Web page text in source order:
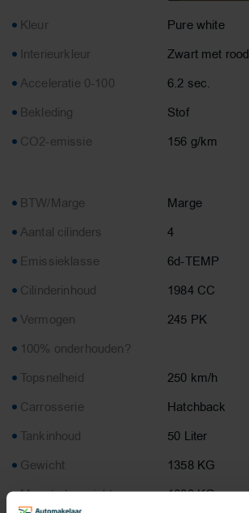
Kleur
Pure white
Interieurkleur
Zwart met rood
Acceleratie 0-100
6.2 sec.
Bekleding
Stof
CO2-emissie
156 g/km
BTW/Marge
Marge
Aantal cilinders
4
Emissieklasse
6d-TEMP
Cilinderinhoud
1984 CC
Vermogen
245 PK
100% onderhouden?
Topsnelheid
250 km/h
Carrosserie
Hatchback
Tankinhoud
50 Liter
Gewicht
1358 KG
Max. trekgewicht
1600 KG